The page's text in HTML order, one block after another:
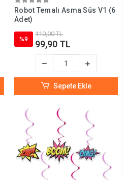
Robot Temalı Asma Süs V1 (6
Adet)
%9
110,00 TL
99,90 TL
Sepete Ekle